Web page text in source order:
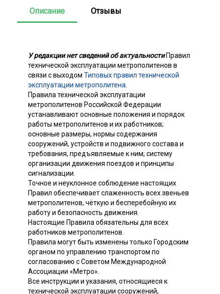
Описание Отзывы
У редакции нет сведений об актуальностиПравил
технической эксплуатации метрополитенов в
связи с выходом Типовых правил технической
эксплуатации метрополитена
Правила технической эксплуатации
метрополитенов Российской Федерации
устанавливают основные положения и порядок
работы метрополитенов и их работников;
основные размеры, нормы содержания
сооружений, устройств и подвижного состава и
требования, предъявляемые к ним; систему
организации движения поездов и принципы
сигнализации.
Точное и неуклонное соблюдение настоящих
Правил обеспечивает слаженность всех звеньев
метрополитенов, чёткую и бесперебойную их
работу и безопасность движения.
Настоящие Правила обязательны для всех
работников метрополитенов.
Правила могут быть изменены только Городским
органом по управлению транспортом по
согласованию с Советом Международной
Ассоциации «Метро».
Все инструкции и указания, относящиеся к
технической эксплуатации сооружений,